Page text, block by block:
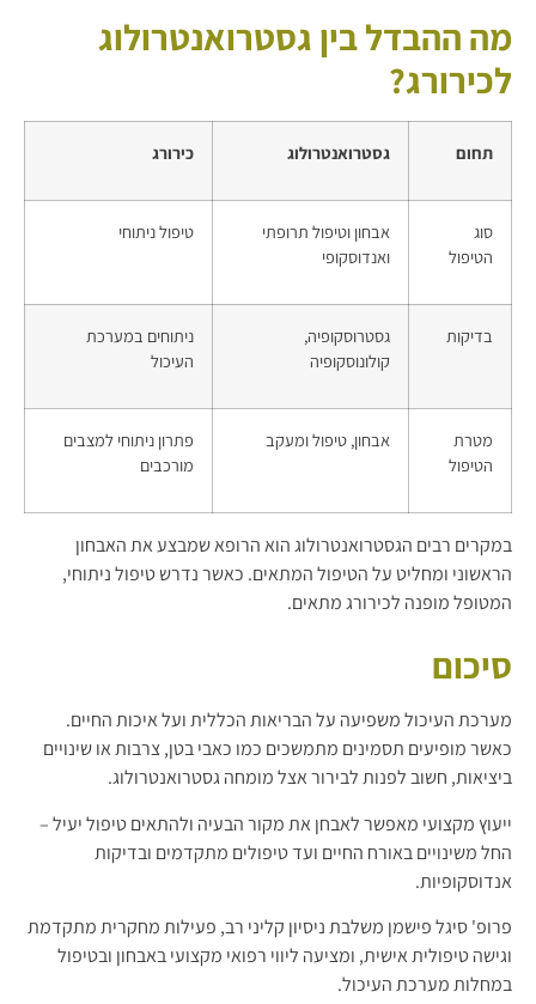
מה ההבדל בין גסטרואנטרולוג
לכירורג?
תחום גסטרואנטרולוג כירורג
סוג
הטיפול
אבחון וטיפול תרופתי
ואנדוסקופי
טיפול ניתוחי
בדיקות
גסטרוסקופיה,
קולונוסקופיה
ניתוחים במערכת
העיכול
מטרת
הטיפול
אבחון, טיפול ומעקב
פתרון ניתוחי למצבים
מורכבים
במקרים רבים הגסטרואנטרולוג הוא הרופא שמבצע את האבחון
הראשוני ומחליט על הטיפול המתאים. כאשר נדרש טיפול ניתוחי,
המטופל מופנה לכירורג מתאים.
סיכום
מערכת העיכול משפיעה על הבריאות הכללית ועל איכות החיים.
כאשר מופיעים תסמינים מתמשכים כמו כאבי בטן, צרבות או שינויים
ביציאות, חשוב לפנות לבירור אצל מומחה גסטרואנטרולוג.
ייעוץ מקצועי מאפשר לאבחן את מקור הבעיה ולהתאים טיפול יעיל –
החל משינויים באורח החיים ועד טיפולים מתקדמים ובדיקות
אנדוסקופיות.
פרופ' סיגל פישמן משלבת ניסיון קליני רב, פעילות מחקרית מתקדמת
וגישה טיפולית אישית, ומציעה ליווי רפואי מקצועי באבחון ובטיפול
במחלות מערכת העיכול.